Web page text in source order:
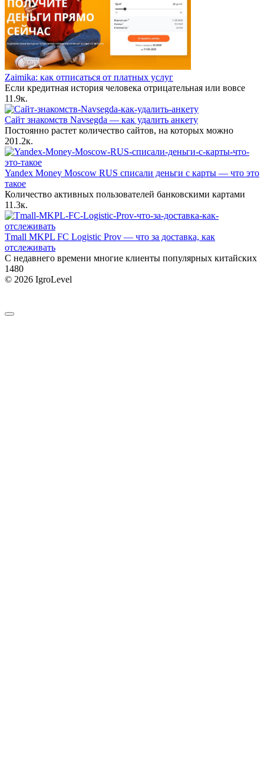
Zaimika: как отписаться от платных услуг
Если кредитная история человека отрицательная или вовсе
11.9к.
Сайт знакомств Navsegda — как удалить анкету
Постоянно растет количество сайтов, на которых можно
201.2к.
Yandex Money Moscow RUS списали деньги с карты — что это
такое
Количество активных пользователей банковскими картами
11.3к.
Tmall MKPL FC Logistic Prov — что за доставка, как
отслеживать
С недавнего времени многие клиенты популярных китайских
1480
© 2026 IgroLevel